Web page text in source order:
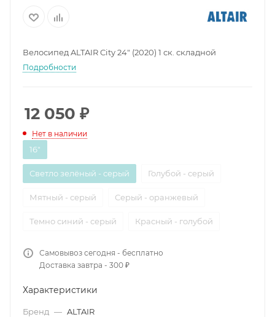
Велосипед ALTAIR City 24" (2020) 1 ск. складной
Подробности
12 050 ₽
Нет в наличии
16"
Светло зелёный - серый Голубой - серый
Мятный - серый Серый - оранжевый
Темно синий - серый Красный - голубой
Самовывоз сегодня - бесплатно
Доставка завтра - 300 ₽
Характеристики
Бренд — ALTAIR